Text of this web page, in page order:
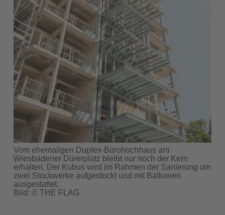
Vom ehemaligen Duplex-Bürohochhaus am
Wiesbadener Dürerplatz bleibt nur noch der Kern
erhalten. Der Kubus wird im Rahmen der Sanierung um
zwei Stockwerke aufgestockt und mit Balkonen
ausgestattet.
Bild: © THE FLAG